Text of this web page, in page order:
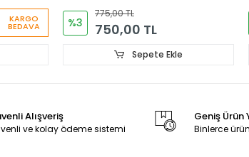
KARGO
BEDAVA %3
775,00 TL
750,00 TL
Sepete Ekle
Alışveriş
ve kolay ödeme sistemi
Geniş Ürün
Binlerce